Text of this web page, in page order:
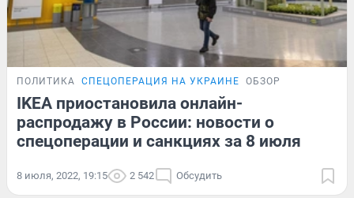
ПОЛИТИКА СПЕЦОПЕРАЦИЯ НА УКРАИНЕ ОБЗОР
IKEA приостановила онлайн-
распродажу в России: новости о
спецоперации и санкциях за 8 июля
8 июля, 2022, 19:15 2 542 Обсудить